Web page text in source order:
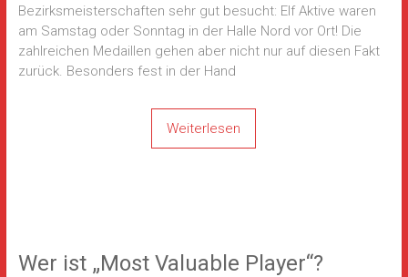
Bezirksmeisterschaften sehr gut besucht: Elf Aktive waren
am Samstag oder Sonntag in der Halle Nord vor Ort! Die
zahlreichen Medaillen gehen aber nicht nur auf diesen Fakt
zurück. Besonders fest in der Hand
Weiterlesen
Wer ist „Most Valuable Player“?